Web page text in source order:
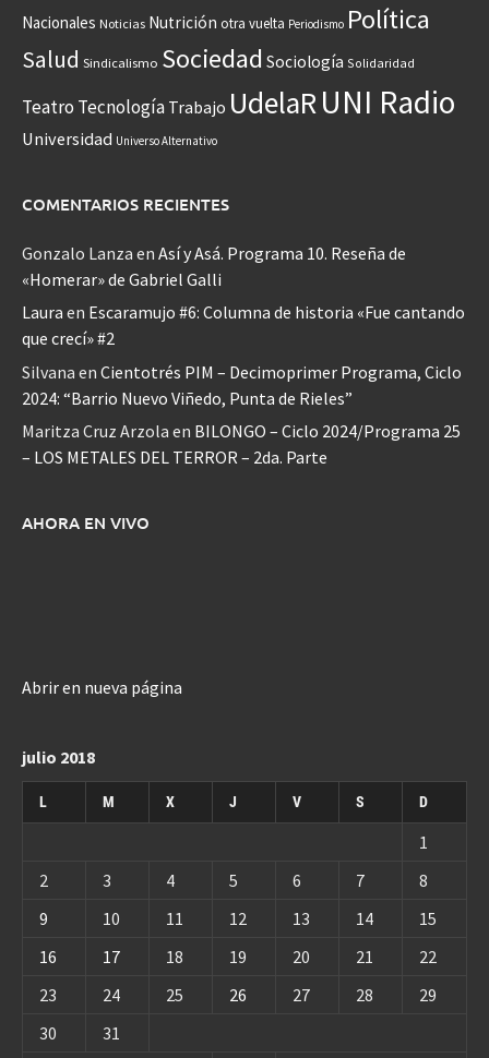
Nacionales Noticias Nutrición otra vuelta Periodismo Política
Salud Sindicalismo Sociedad Sociología Solidaridad
Teatro Tecnología Trabajo UdelaR UNI Radio
Universidad Universo Alternativo
COMENTARIOS RECIENTES
Gonzalo Lanza en Así y Asá. Programa 10. Reseña de
«Homerar» de Gabriel Galli
Laura en Escaramujo #6: Columna de historia «Fue cantando
que crecí» #2
Silvana en Cientotrés PIM – Decimoprimer Programa, Ciclo
2024: “Barrio Nuevo Viñedo, Punta de Rieles”
Maritza Cruz Arzola en BILONGO – Ciclo 2024/Programa 25
– LOS METALES DEL TERROR – 2da. Parte
AHORA EN VIVO
Abrir en nueva página
julio 2018
L M X J V S D
1
2
3 4 5 6 7
8
9
10 11 12 13 14
15
16
17 18 19 20 21
22
23
24 25 26 27 28
29
30
31